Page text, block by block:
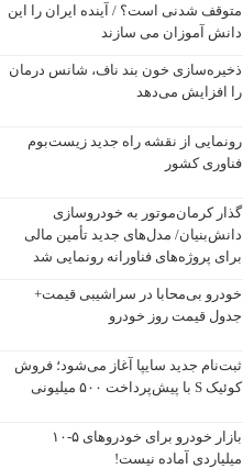
متوقف شدنی است؟ / آینده ایران را این
دانش آموزان می سازند
ذخیره‌سازی خون بند ناف، شانس درمان
را افزایش می‌دهد
رونمایی از نقشه راه جدید زیست‌بوم
فناوری کشور
گذار کرمان‌موتور به خودروسازی
دانش‌بنیان/ مدل‌های جدید تأمین مالی
برای پروژه‌های فناورانه رونمایی شد
خودرو بی‌محابا در سراشیبی قیمت+
جدول قیمت روز خودرو
ثبت‌نام جدید سایپا آغاز می‌شود؛ فروش
کوئیک S با پیش‌پرداخت ۵۰۰ میلیونی
بازار خودرو برای خودروهای ۵-۱۰
میلیاردی آماده نیست!